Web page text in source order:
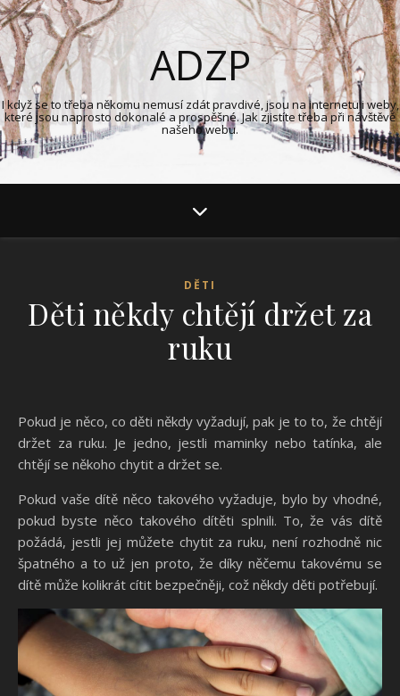
ADZP
I když se to třeba někomu nemusí zdát pravdivé, jsou na internetu i weby,
které jsou naprosto dokonalé a prospěšné. Jak zjistíte třeba při návštěvě
našeho webu.
DĚTI
Děti někdy chtějí držet za
ruku
Pokud je něco, co děti někdy vyžadují, pak je to to, že chtějí
držet za ruku. Je jedno, jestli maminky nebo tatínka, ale
chtějí se někoho chytit a držet se.
Pokud vaše dítě něco takového vyžaduje, bylo by vhodné,
pokud byste něco takového dítěti splnili. To, že vás dítě
požádá, jestli jej můžete chytit za ruku, není rozhodně nic
špatného a to už jen proto, že díky něčemu takovému se
dítě může kolikrát cítit bezpečněji, což někdy děti potřebují.